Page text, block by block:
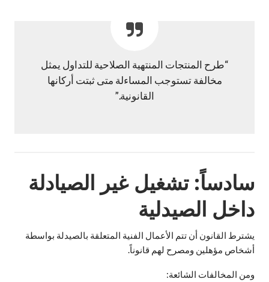
“طرح المنتجات المنتهية الصلاحية للتداول يمثل
مخالفة تستوجب المساءلة متى ثبتت أركانها
القانونية.”
سادساً: تشغيل غير الصيادلة
داخل الصيدلية
يشترط القانون أن تتم الأعمال الفنية المتعلقة بالصيدلة بواسطة
أشخاص مؤهلين ومصرح لهم قانوناً.
ومن المخالفات الشائعة: